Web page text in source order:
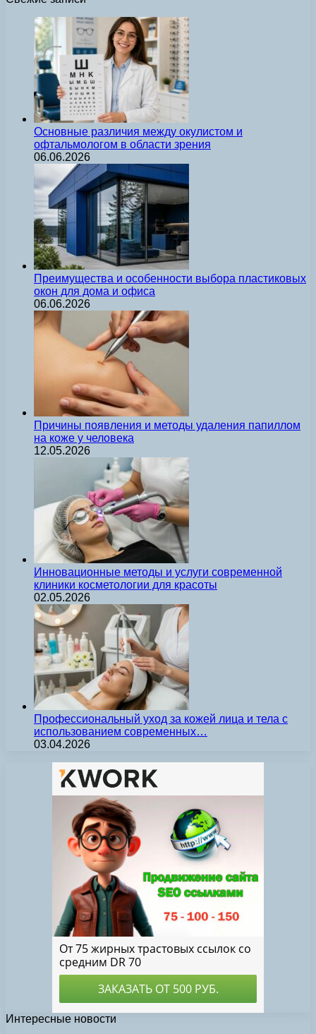
Основные различия между окулистом и
офтальмологом в области зрения
06.06.2026
Преимущества и особенности выбора пластиковых
окон для дома и офиса
06.06.2026
Причины появления и методы удаления папиллом
на коже у человека
12.05.2026
Инновационные методы и услуги современной
клиники косметологии для красоты
02.05.2026
Профессиональный уход за кожей лица и тела с
использованием современных…
03.04.2026
Интересные новости